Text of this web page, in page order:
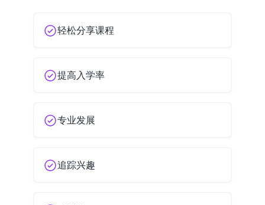
轻松分享课程
提高入学率
专业发展
追踪兴趣